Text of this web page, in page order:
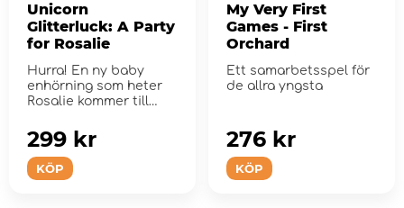
Unicorn
Glitterluck: A Party
for Rosalie
Hurra! En ny baby
enhörning som heter
Rosalie kommer till
KÖP
299 kr
My Very First
Games - First
Orchard
Ett samarbetsspel för
de allra yngsta
KÖP
276 kr